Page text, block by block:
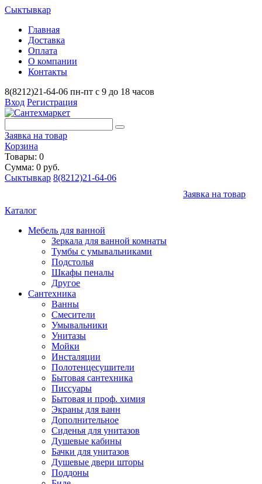
Сыктывкар
Главная
Доставка
Оплата
О компании
Контакты
8(8212)21-64-06 пн-пт с 9 до 18 часов
Вход Регистрация
Заявка на товар
Корзина
Товары: 0
Сумма: 0 руб.
Сыктывкар 8(8212)21-64-06
Заявка на товар
Каталог
Мебель для ванной
Зеркала для ванной комнаты
Тумбы с умывальниками
Подстолья
Шкафы пеналы
Другое
Сантехника
Ванны
Смесители
Умывальники
Унитазы
Мойки
Инсталяции
Полотенцесушители
Бытовая сантехника
Писсуары
Бытовая и проф. химия
Экраны для ванн
Дополнительное
Сиденья для унитазов
Душевые кабины
Бачки для унитазов
Душевые двери шторы
Поддоны